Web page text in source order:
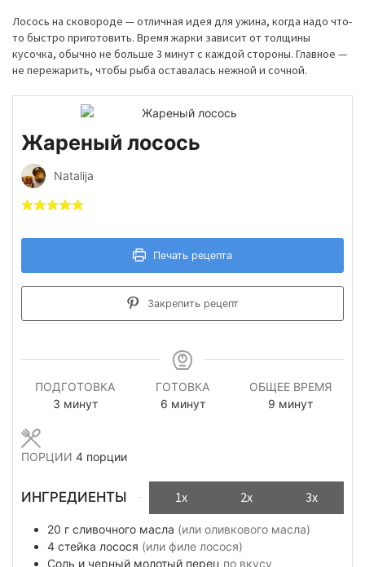
Лосось на сковороде — отличная идея для ужина, когда надо что-
то быстро приготовить. Время жарки зависит от толщины
кусочка, обычно не больше 3 минут с каждой стороны. Главное —
не пережарить, чтобы рыба оставалась нежной и сочной.
Жареный лосось
Natalija
Печать рецепта
Закрепить рецепт
ПОДГОТОВКА
3минуты
минут
ГОТОВКА
6минуты
минут
ОБЩЕЕ ВРЕМЯ
9минуты
минут
ПОРЦИИ 4 порции
ИНГРЕДИЕНТЫ 1x 2x 3x
20 г сливочного масла (или оливкового масла)
4 стейка лосося (или филе лосося)
Соль и черный молотый перец по вкусу